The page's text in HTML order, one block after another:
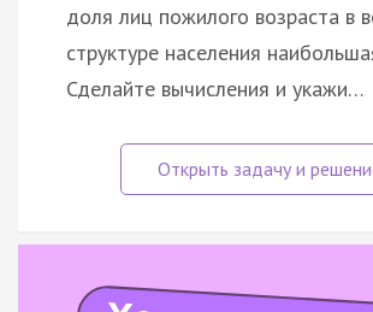
доля лиц пожилого возраста в
структуре населения
Сделайте вычисления и укажи…